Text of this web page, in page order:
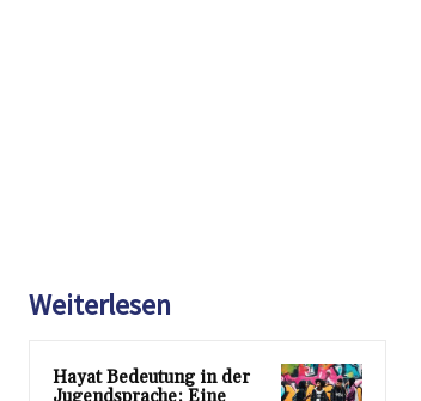
Weiterlesen
Hayat Bedeutung in der